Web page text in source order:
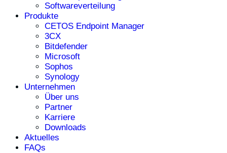
Softwareverteilung
Produkte
CETOS Endpoint Manager
3CX
Bitdefender
Microsoft
Sophos
Synology
Unternehmen
Über uns
Partner
Karriere
Downloads
Aktuelles
FAQs